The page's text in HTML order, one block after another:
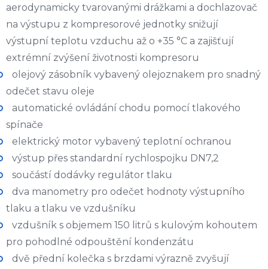
aerodynamicky tvarovanými drážkami a dochlazovač
na výstupu z kompresorové jednotky snižují
výstupní teplotu vzduchu až o +35 °C a zajišťují
extrémní zvýšení životnosti kompresoru
olejový zásobník vybavený olejoznakem pro snadný
odečet stavu oleje
automatické ovládání chodu pomocí tlakového
spínače
elektrický motor vybavený teplotní ochranou
výstup přes standardní rychlospojku DN7,2
součástí dodávky regulátor tlaku
dva manometry pro odečet hodnoty výstupního
tlaku a tlaku ve vzdušníku
vzdušník s objemem 150 litrů s kulovým kohoutem
pro pohodlné odpouštění kondenzátu
dvě přední kolečka s brzdami výrazně zvyšují